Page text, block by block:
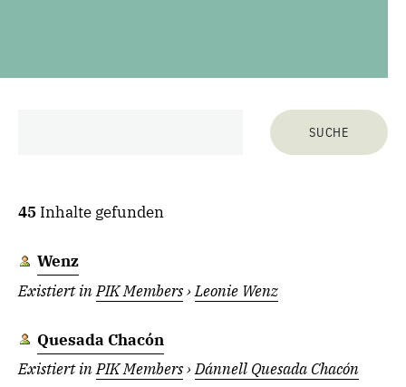
45 Inhalte gefunden
Wenz
Existiert inPIK Members›Leonie Wenz
Quesada Chacón
Existiert inPIK Members›Dánnell Quesada Chacón